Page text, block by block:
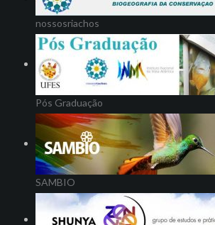
nossosriachos
Pós Graduação
SAMBIO